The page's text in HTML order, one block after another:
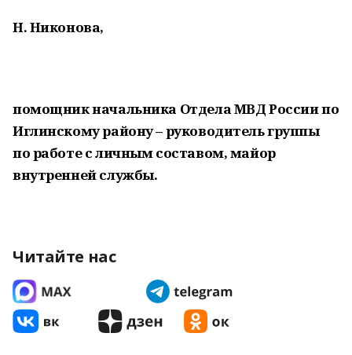
Н. Никонова,
помощник начальника Отдела МВД России по
Иглинскому району – руководитель группы
по работе с личным составом, майор
внутренней службы.
Читайте нас